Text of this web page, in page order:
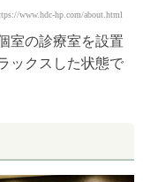
www.hdc-hp.com/about.html
室の診療室を設置
ックスした状態で